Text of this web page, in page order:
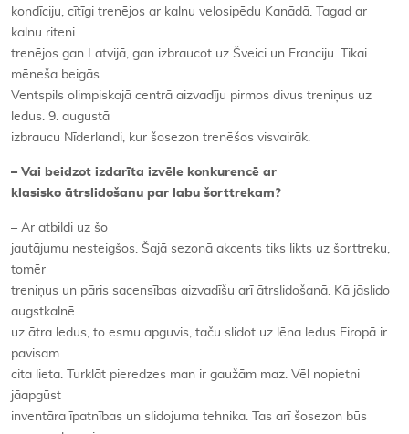
kondīciju, cītīgi trenējos ar kalnu velosipēdu Kanādā. Tagad ar
kalnu riteni
trenējos gan Latvijā, gan izbraucot uz Šveici un Franciju. Tikai
mēneša beigās
Ventspils olimpiskajā centrā aizvadīju pirmos divus treniņus uz
ledus. 9. augustā
izbraucu Nīderlandi, kur šosezon trenēšos visvairāk.
– Vai beidzot izdarīta izvēle konkurencē ar
klasisko ātrslidošanu par labu šorttrekam?
– Ar atbildi uz šo
jautājumu nesteigšos. Šajā sezonā akcents tiks likts uz šorttreku,
tomēr
treniņus un pāris sacensības aizvadīšu arī ātrslidošanā. Kā jāslido
augstkalnē
uz ātra ledus, to esmu apguvis, taču slidot uz lēna ledus Eiropā ir
pavisam
cita lieta. Turklāt pieredzes man ir gaužām maz. Vēl nopietni
jāapgūst
inventāra īpatnības un slidojuma tehnika. Tas arī šosezon būs